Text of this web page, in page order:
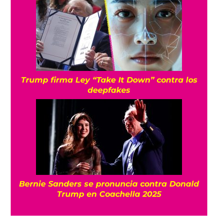
Trump firma Ley “Take It Down” contra los
deepfakes
Bernie Sanders se pronuncia contra Donald
Trump en Coachella 2025